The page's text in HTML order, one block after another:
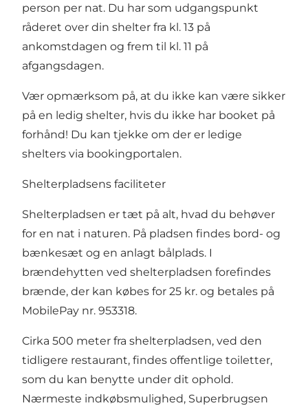
person per nat. Du har som udgangspunkt
råderet over din shelter fra kl. 13 på
ankomstdagen og frem til kl. 11 på
afgangsdagen.
Vær opmærksom på, at du ikke kan være sikker
på en ledig shelter, hvis du ikke har booket på
forhånd! Du kan tjekke om der er ledige
shelters via bookingportalen.
Shelterpladsens faciliteter
Shelterpladsen er tæt på alt, hvad du behøver
for en nat i naturen. På pladsen findes bord- og
bænkesæt og en anlagt bålplads. I
brændehytten ved shelterpladsen forefindes
brænde, der kan købes for 25 kr. og betales på
MobilePay nr. 953318.
Cirka 500 meter fra shelterpladsen, ved den
tidligere restaurant, findes offentlige toiletter,
som du kan benytte under dit ophold.
Nærmeste indkøbsmulighed, Superbrugsen